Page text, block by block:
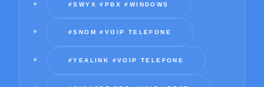
#SWYX #PBX #WINDOWS
#SNOM #VOIP TELEFONE
#YEALINK #VOIP TELEFONE